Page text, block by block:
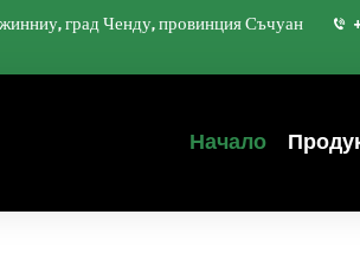
град Ченду, провинция Съчуан
Начало